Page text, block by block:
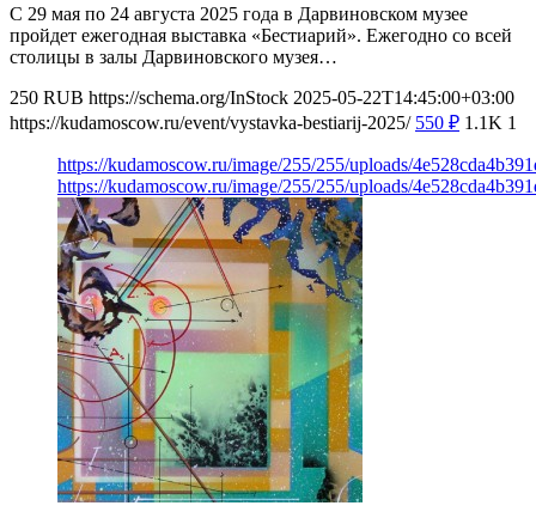
С 29 мая по 24 августа 2025 года в Дарвиновском музее
пройдет ежегодная выставка «Бестиарий». Ежегодно со всей
столицы в залы Дарвиновского музея…
250 RUB https://schema.org/InStock 2025-05-22T14:45:00+03:00
https://kudamoscow.ru/event/vystavka-bestiarij-2025/ 550 ₽ 1.1K 1
https://kudamoscow.ru/image/255/255/uploads/
https://kudamoscow.ru/image/255/255/uploads/